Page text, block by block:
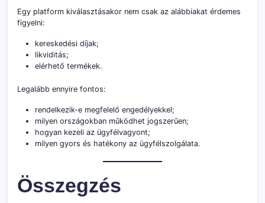
Egy platform kiválasztásakor nem csak az alábbiakat érdemes
figyelni:
kereskedési díjak;
likviditás;
elérhető termékek.
Legalább ennyire fontos:
rendelkezik-e megfelelő engedélyekkel;
milyen országokban működhet jogszerűen;
hogyan kezeli az ügyfélvagyont;
milyen gyors és hatékony az ügyfélszolgálata.
Összegzés